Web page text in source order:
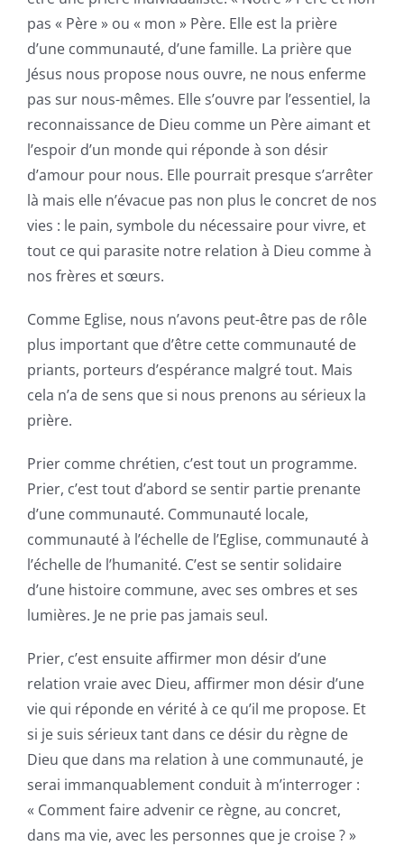
pas « Père » ou « mon » Père. Elle est la prière
d’une communauté, d’une famille. La prière que
Jésus nous propose nous ouvre, ne nous enferme
pas sur nous-mêmes. Elle s’ouvre par l’essentiel, la
reconnaissance de Dieu comme un Père aimant et
l’espoir d’un monde qui réponde à son désir
d’amour pour nous. Elle pourrait presque s’arrêter
là mais elle n’évacue pas non plus le concret de nos
vies : le pain, symbole du nécessaire pour vivre, et
tout ce qui parasite notre relation à Dieu comme à
nos frères et sœurs.
Comme Eglise, nous n’avons peut-être pas de rôle
plus important que d’être cette communauté de
priants, porteurs d’espérance malgré tout. Mais
cela n’a de sens que si nous prenons au sérieux la
prière.
Prier comme chrétien, c’est tout un programme.
Prier, c’est tout d’abord se sentir partie prenante
d’une communauté. Communauté locale,
communauté à l’échelle de l’Eglise, communauté à
l’échelle de l’humanité. C’est se sentir solidaire
d’une histoire commune, avec ses ombres et ses
lumières. Je ne prie pas jamais seul.
Prier, c’est ensuite affirmer mon désir d’une
relation vraie avec Dieu, affirmer mon désir d’une
vie qui réponde en vérité à ce qu’il me propose. Et
si je suis sérieux tant dans ce désir du règne de
Dieu que dans ma relation à une communauté, je
serai immanquablement conduit à m’interroger :
« Comment faire advenir ce règne, au concret,
dans ma vie, avec les personnes que je croise ? »